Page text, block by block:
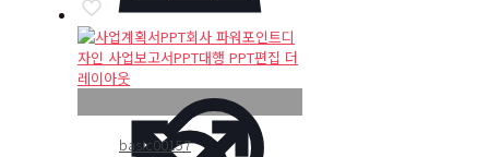
basic00157